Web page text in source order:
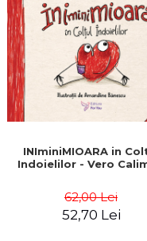
INIminiMIOARA in
Indoielilor - Vero
62,00 Lei
52,70 Lei